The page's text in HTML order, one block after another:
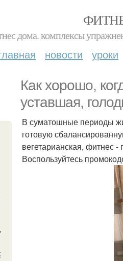
дома. комплексы
новости уроки
Как хорошо,
уставшая,
В суматошные периоды
готовую
вегетарианская, фитнес
Воспользуйтесь